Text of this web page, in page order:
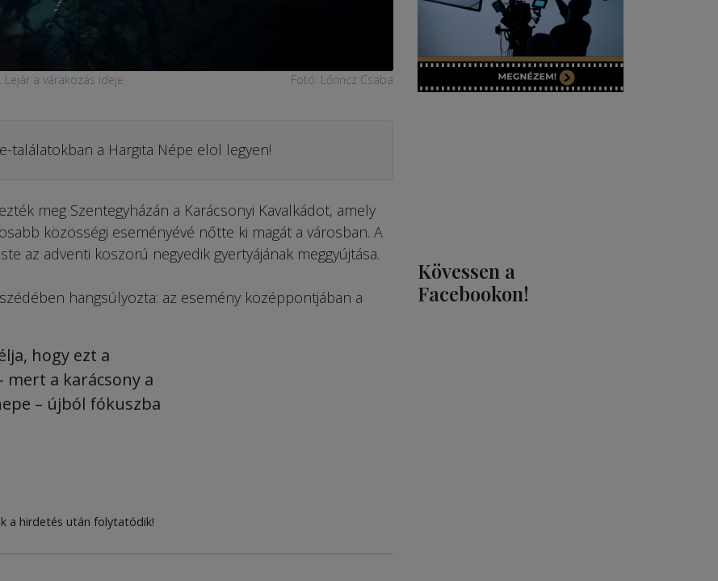
Lejár a várakozás ideje Fotó: Lőrincz Csaba
találatokban a Hargita Népe elöl legyen!
meg Szent­egyházán a Kará­csonyi Kavalkádot, amely
közösségi eseményévé nőtte ki magát a városban. A
az adventi koszorú negyedik gyertyájának meggyújtása.
hangsúlyozta: az esemény középpontjában a
hogy ezt a
mert a karácsony a
– újból fókuszba
a hirdetés után folytatódik!
Kövessen a
Facebookon!